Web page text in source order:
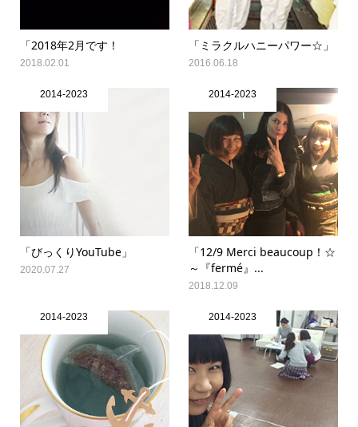
「2018年2月です！
2018.02.01
「ミラクルハニーパワー☆」
2016.06.18
2014-2023
「びっくりYouTube」
2020.07.27
2014-2023
「12/9 Merci beaucoup！☆
～『fermé』...
2018.12.09
2014-2023 2014-2023